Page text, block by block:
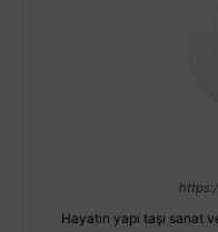
Hayatın yapı taşı sanat